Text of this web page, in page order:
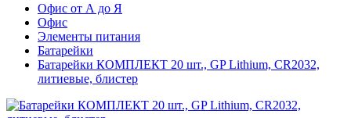
Офис от А до Я
Офис
Элементы питания
Батарейки
Батарейки КОМПЛЕКТ 20 шт., GP Lithium, CR2032,
литиевые, блистер